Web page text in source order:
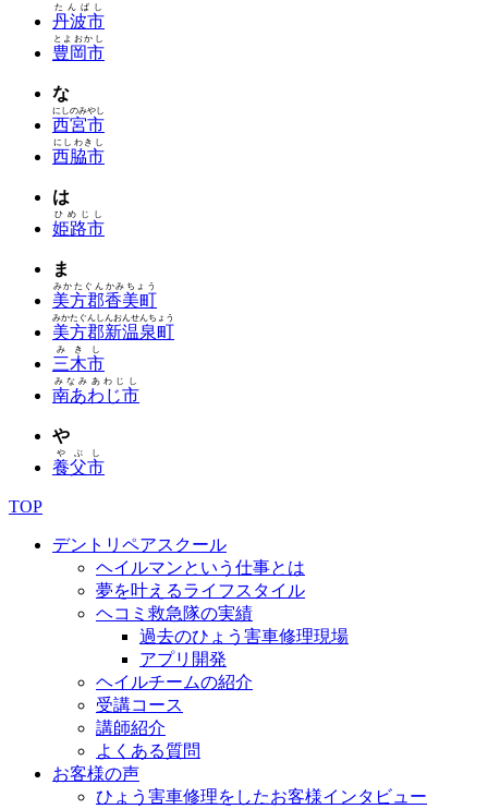
丹波市
たんばし
豊岡市
とよおかし
な
西宮市
にしのみやし
西脇市
にしわきし
は
姫路市
ひめじし
ま
美方郡香美町
みかたぐんかみちょう
美方郡新温泉町
みかたぐんしんおんせんちょう
三木市
みきし
南あわじ市
みなみあわじし
や
養父市
やぶし
TOP
デントリペアスクール
ヘイルマンという仕事とは
夢を叶えるライフスタイル
ヘコミ救急隊の実績
過去のひょう害車修理現場
アプリ開発
ヘイルチームの紹介
受講コース
講師紹介
よくある質問
お客様の声
ひょう害車修理をしたお客様インタビュー